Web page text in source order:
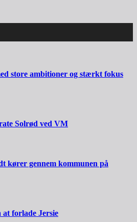
store ambitioner og stærkt fokus
Solrød ved VM
kører gennem kommunen på
forlade Jersie